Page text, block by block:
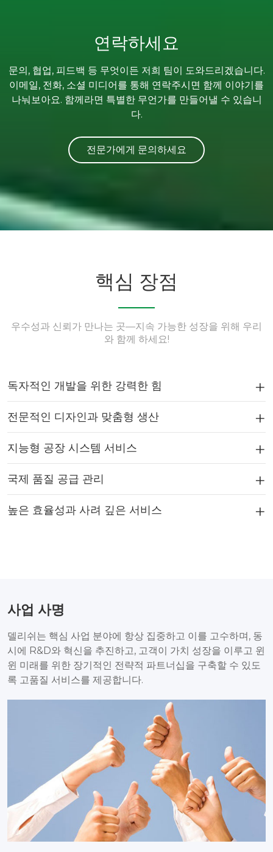
연락하세요
문의, 협업, 피드백 등 무엇이든 저희 팀이 도와드리겠습니다.
이메일, 전화, 소셜 미디어를 통해 연락주시면 함께 이야기를
나눠보아요. 함께라면 특별한 무언가를 만들어낼 수 있습니
다.
전문가에게 문의하세요
핵심 장점
우수성과 신뢰가 만나는 곳—지속 가능한 성장을 위해 우리
와 함께 하세요!
독자적인 개발을 위한 강력한 힘
전문적인 디자인과 맞춤형 생산
지능형 공장 시스템 서비스
국제 품질 공급 관리
높은 효율성과 사려 깊은 서비스
사업 사명
델리쉬는 핵심 사업 분야에 항상 집중하고 이를 고수하며, 동
시에 R&D와 혁신을 추진하고, 고객이 가치 성장을 이루고 윈
윈 미래를 위한 장기적인 전략적 파트너십을 구축할 수 있도
록 고품질 서비스를 제공합니다.